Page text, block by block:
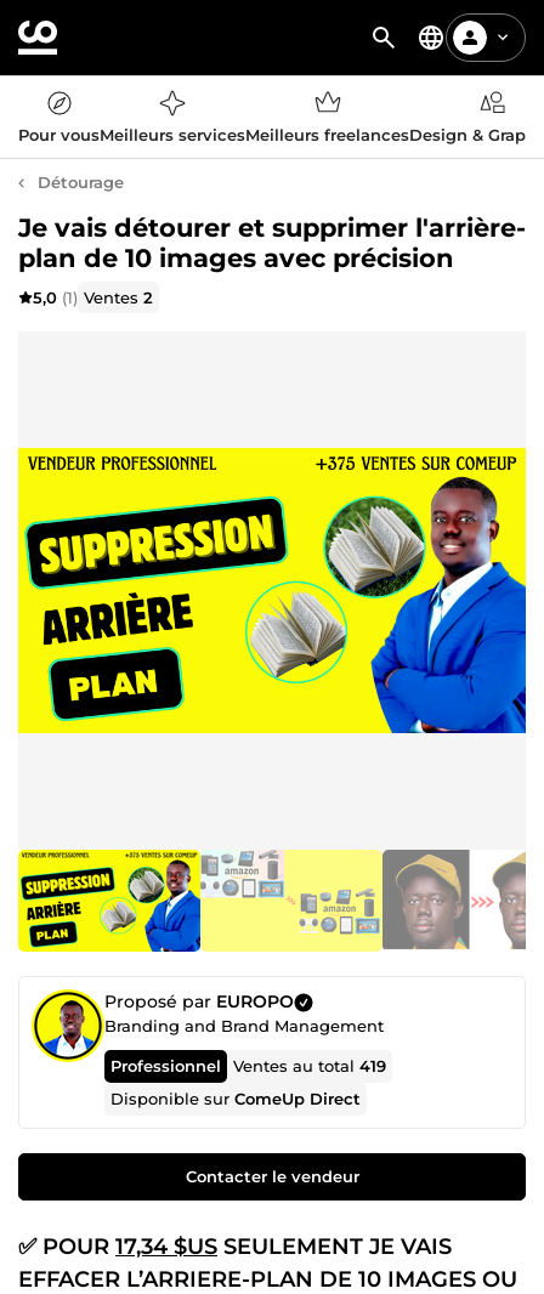
Pour vousMeilleurs servicesMeilleurs freelancesDesign &
Détourage
Je vais détourer et supprimer l'arrière-
plan de 10 images avec précision
5,0 (1) Ventes2
Proposé par EUROPO
Branding and Brand Management
Professionnel Ventes au total419
Disponible surComeUp Direct
Contacter le vendeur
✅ POUR 17,34 $US SEULEMENT JE VAIS
EFFACER L’ARRIERE-PLAN DE 10 IMAGES OU